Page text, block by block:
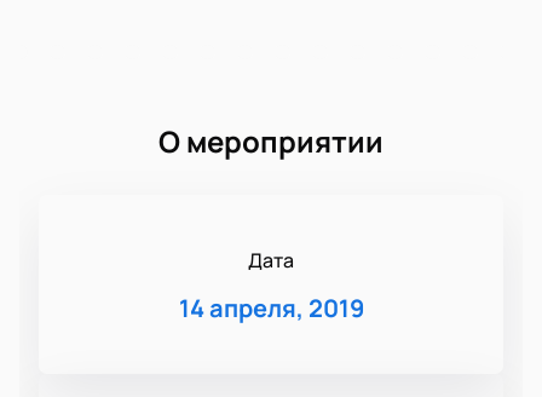
О мероприятии
Дата
14 апреля, 2019